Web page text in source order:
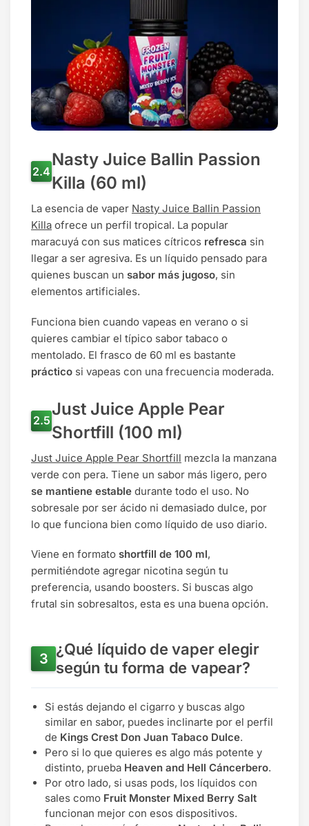
Nasty Juice Ballin Passion
Killa (60 ml)
La esencia de vaper Nasty Juice Ballin Passion
Killa ofrece un perfil tropical. La popular
maracuyá con sus matices cítricos refresca sin
llegar a ser agresiva. Es un líquido pensado para
quienes buscan un sabor más jugoso, sin
elementos artificiales.
Funciona bien cuando vapeas en verano o si
quieres cambiar el típico sabor tabaco o
mentolado. El frasco de 60 ml es bastante
práctico si vapeas con una frecuencia moderada.
Just Juice Apple Pear
Shortfill (100 ml)
Just Juice Apple Pear Shortfill mezcla la manzana
verde con pera. Tiene un sabor más ligero, pero
se mantiene estable durante todo el uso. No
sobresale por ser ácido ni demasiado dulce, por
lo que funciona bien como líquido de uso diario.
Viene en formato shortfill de 100 ml,
permitiéndote agregar nicotina según tu
preferencia, usando boosters. Si buscas algo
frutal sin sobresaltos, esta es una buena opción.
¿Qué líquido de vaper elegir
según tu forma de vapear?
Si estás dejando el cigarro y buscas algo
similar en sabor, puedes inclinarte por el perfil
de Kings Crest Don Juan Tabaco Dulce.
Pero si lo que quieres es algo más potente y
distinto, prueba Heaven and Hell Cáncerbero.
Por otro lado, si usas pods, los líquidos con
sales como Fruit Monster Mixed Berry Salt
funcionan mejor con esos dispositivos.